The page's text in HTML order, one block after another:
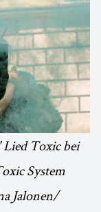
Toxic bei
System
Jalonen/